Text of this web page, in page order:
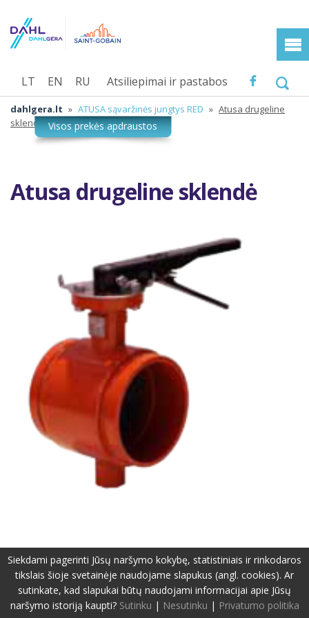
Atsiliepimai ir pastabos
LT EN RU
dahlgera.lt » ATUSA sąvaržinės jungtys RED » Atusa drugeline
sklendė
Atusa drugeline sklendė
©2019-2026 Visos teisės apsaugotos.Privatumo politika
Svetainę sukūrė:www.pepa.lt
Siekdami pagerinti Jūsų naršymo kokybę, statistiniais ir rinkodaros
tikslais šioje svetainėje naudojame slapukus (angl. cookies). Ar
sutinkate, kad slapukai būtų naudojami informacijai apie Jūsų
naršymo istoriją kaupti? Sutinku | Nesutinku | Privatumo politika